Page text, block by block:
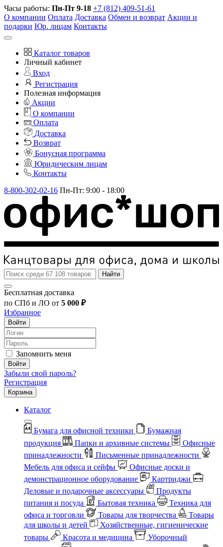
Часы работы: Пн-Пт 9-18 +7 (812) 409-51-61
О компании Оплата Доставка Обмен и возврат Акции и
подарки Юр. лицам Контакты
Каталог товаров
Личный кабинет
Вход
Регистрация
Полезная информация
Акции
О компании
Оплата
Доставка
Возврат
Бонусная программа
Юридическим лицам
Контакты
8-800-302-02-16 Пн-Пт: 9:00 - 18:00
Найти
Бесплатная доставка
по СПб и ЛО от 5 000 ₽
Избранное
Войти
Запомнить меня
Войти
Забыли свой пароль?
Регистрация
Корзина
Каталог
Бумага для офисной техники
Бумажная
продукция
Папки и архивные системы
Офисные
принадлежности
Письменные принадлежности
Мебель для офиса и сейфы
Офисные доски и
демонстрационное оборудование
Картриджи
Деловые и подарочные аксессуары
Продукты
питания и посуда
Бытовая техника
Техника для
офиса и торговли
Товары для творчества
Товары
для школы и детей
Хозяйственные, гигиенические
товары
Красота и медицина
Уборочный